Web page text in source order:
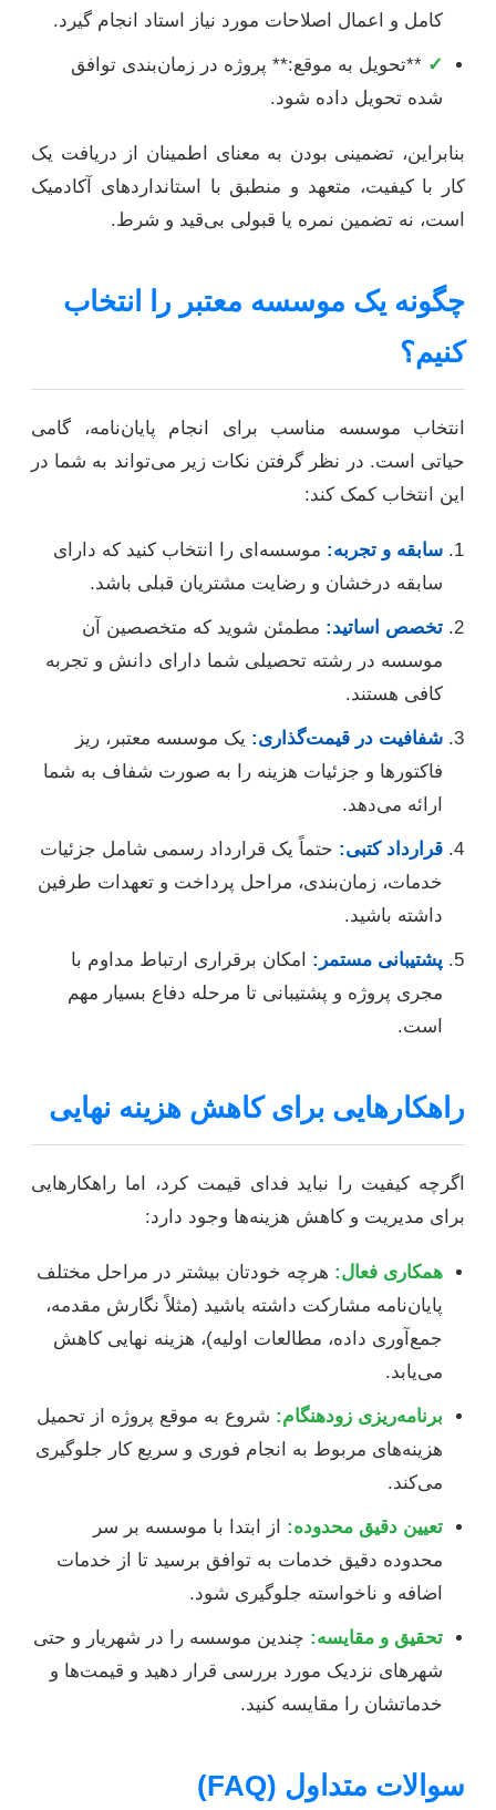
کامل و اعمال اصلاحات مورد نیاز استاد انجام گیرد.
✓ **تحویل به موقع:** پروژه در زمان‌بندی توافق
شده تحویل داده شود.
بنابراین، تضمینی بودن به معنای اطمینان از دریافت یک
کار با کیفیت، متعهد و منطبق با استانداردهای آکادمیک
است، نه تضمین نمره یا قبولی بی‌قید و شرط.
چگونه یک موسسه معتبر را انتخاب
کنیم؟
انتخاب موسسه مناسب برای انجام پایان‌نامه، گامی
حیاتی است. در نظر گرفتن نکات زیر می‌تواند به شما در
این انتخاب کمک کند:
سابقه و تجربه: موسسه‌ای را انتخاب کنید که دارای
سابقه درخشان و رضایت مشتریان قبلی باشد.
تخصص اساتید: مطمئن شوید که متخصصین آن
موسسه در رشته تحصیلی شما دارای دانش و تجربه
کافی هستند.
شفافیت در قیمت‌گذاری: یک موسسه معتبر، ریز
فاکتورها و جزئیات هزینه را به صورت شفاف به شما
ارائه می‌دهد.
قرارداد کتبی: حتماً یک قرارداد رسمی شامل جزئیات
خدمات، زمان‌بندی، مراحل پرداخت و تعهدات طرفین
داشته باشید.
پشتیبانی مستمر: امکان برقراری ارتباط مداوم با
مجری پروژه و پشتیبانی تا مرحله دفاع بسیار مهم
است.
راهکارهایی برای کاهش هزینه نهایی
اگرچه کیفیت را نباید فدای قیمت کرد، اما راهکارهایی
برای مدیریت و کاهش هزینه‌ها وجود دارد:
همکاری فعال: هرچه خودتان بیشتر در مراحل مختلف
پایان‌نامه مشارکت داشته باشید (مثلاً نگارش مقدمه،
جمع‌آوری داده، مطالعات اولیه)، هزینه نهایی کاهش
می‌یابد.
برنامه‌ریزی زودهنگام: شروع به موقع پروژه از تحمیل
هزینه‌های مربوط به انجام فوری و سریع کار جلوگیری
می‌کند.
تعیین دقیق محدوده: از ابتدا با موسسه بر سر
محدوده دقیق خدمات به توافق برسید تا از خدمات
اضافه و ناخواسته جلوگیری شود.
تحقیق و مقایسه: چندین موسسه را در شهریار و حتی
شهرهای نزدیک مورد بررسی قرار دهید و قیمت‌ها و
خدماتشان را مقایسه کنید.
سوالات متداول (FAQ)